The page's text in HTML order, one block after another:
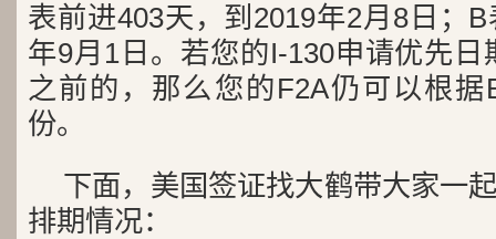
表前进403天，到2019年2月8日；
年9月1日。若您的I-130申请优先日
之前的，那么您的F2A仍可以根
份。
下面，美国签证找大鹤带大家一
排期情况：